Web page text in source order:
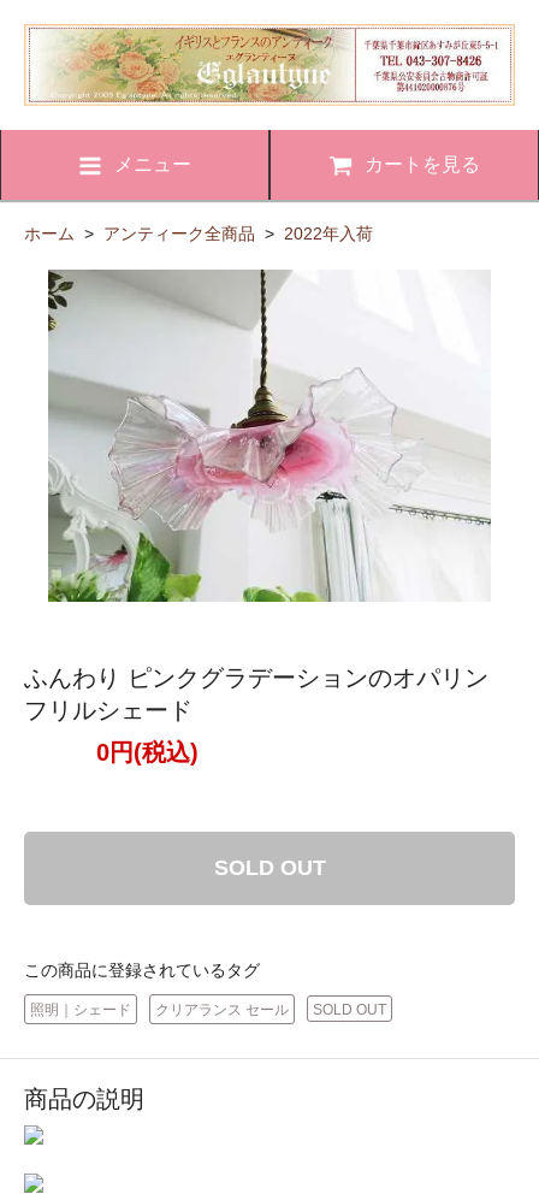
メニュー カートを見る
ホーム > アンティーク全商品 > 2022年入荷
ふんわり ピンクグラデーションのオパリン
フリルシェード
0円(税込)
SOLD OUT
この商品に登録されているタグ
照明｜シェード クリアランス セール SOLD OUT
商品の説明